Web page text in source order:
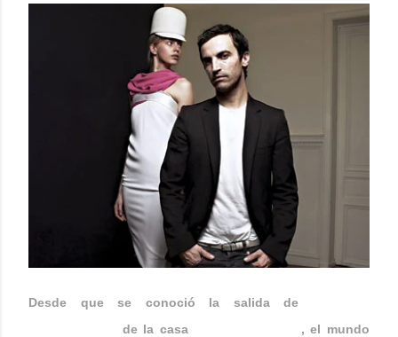
Desde que se conoció la salida de
de la casa
, el mundo